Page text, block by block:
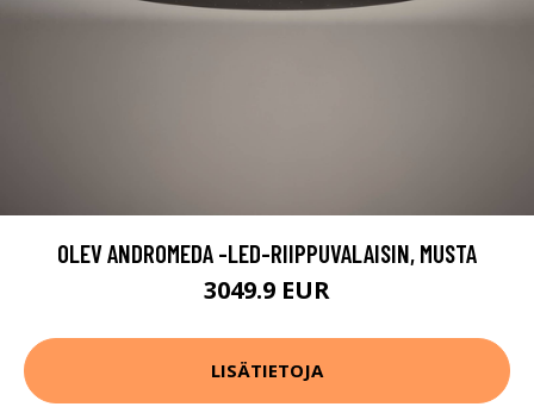
OLEV ANDROMEDA -LED-RIIPPUVALAISIN, MUSTA
3049.9 EUR
LISÄTIETOJA